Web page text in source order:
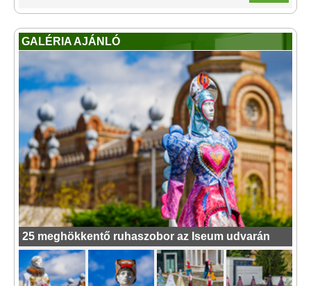
GALÉRIA AJÁNLÓ
25 meghökkentő ruhaszobor az Iseum udvarán